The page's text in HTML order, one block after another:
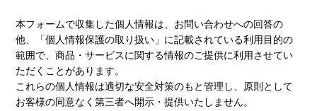
本フォームで収集した個人情報は、お問い合わせへの回答の
他、「個人情報保護の取り扱い」に記載されている利用目的の
範囲で、商品・サービスに関する情報のご提供に利用させてい
ただくことがあります。
これらの個人情報は適切な安全対策のもと管理し、原則として
お客様の同意なく第三者へ開示・提供いたしません。